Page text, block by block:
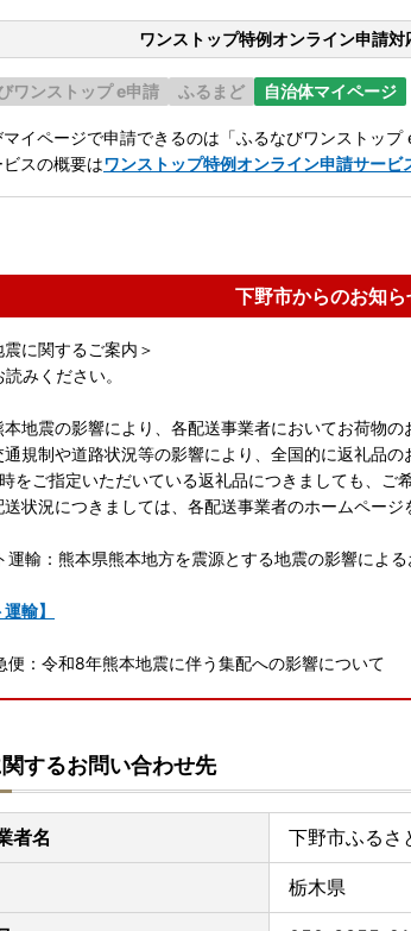
ワンストップ特例オンライン申請対
ワンストップ e申請 ふるまど 自治体マイページ
イページで申請できるのは「ふるなびワンストップ
スの概要はワンストップ特例オンライン申請サービ
下野市からのお知ら
震に関するご案内＞
みください。
地震の影響により、各配送事業者においてお荷物の
通規制や道路状況等の影響により、全国的に返礼品の
をご指定いただいている返礼品につきましても、ご
状況につきましては、各配送事業者のホームページ
輸：熊本県熊本地方を震源とする地震の影響によ
輸】
：令和8年熊本地震に伴う集配への影響について
（ゆうパック）：熊本県熊本地方を震源とする地震
便（ゆうパック）】
す。
するお問い合わせ先
者名 下野市ふるさ
栃木県